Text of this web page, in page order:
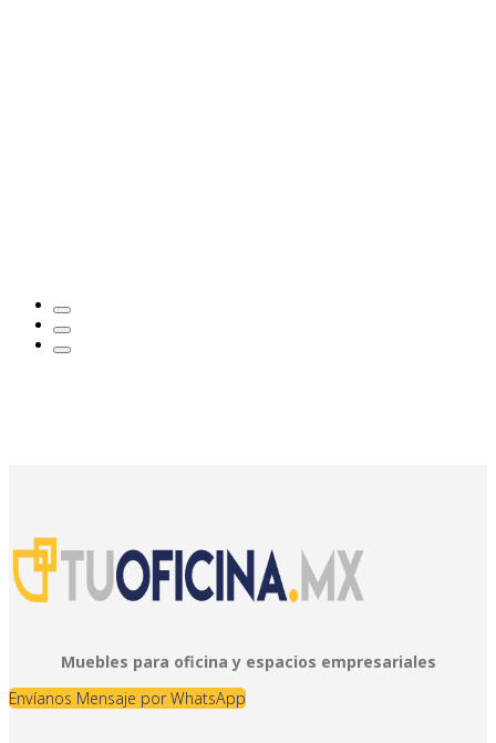
Muebles para oficina y espacios empresariales
Envíanos Mensaje por WhatsApp